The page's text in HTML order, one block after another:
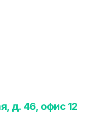
д. 46, офис 12